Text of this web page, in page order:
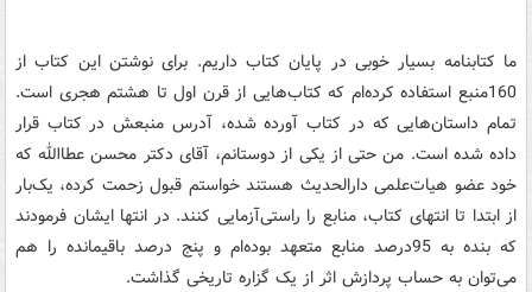
ما کتابنامه بسیار خوبی در پایان کتاب داریم. برای نوشتن این کتاب از
160منبع استفاده کرده‌ام که کتاب‌هایی از قرن اول تا هشتم هجری است.
تمام داستان‌هایی که در کتاب آورده شده، آدرس منبعش در کتاب قرار
داده شده است. من حتی از یکی از دوستانم، آقای دکتر محسن عطاالله که
خود عضو هیات‌علمی دارالحدیث هستند خواستم قبول زحمت کرده، یک‌بار
از ابتدا تا انتهای کتاب، منابع را راستی‌آزمایی کنند. در انتها ایشان فرمودند
که بنده به 95درصد منابع متعهد بوده‌ام و پنج درصد باقیمانده را هم
می‌توان به حساب پردازش اثر از یک گزاره تاریخی گذاشت.